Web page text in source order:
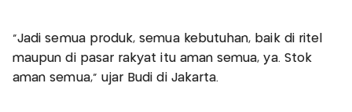
“Jadi semua produk, semua kebutuhan, baik di ritel
maupun di pasar rakyat itu aman semua, ya. Stok
aman semua,” ujar Budi di Jakarta.